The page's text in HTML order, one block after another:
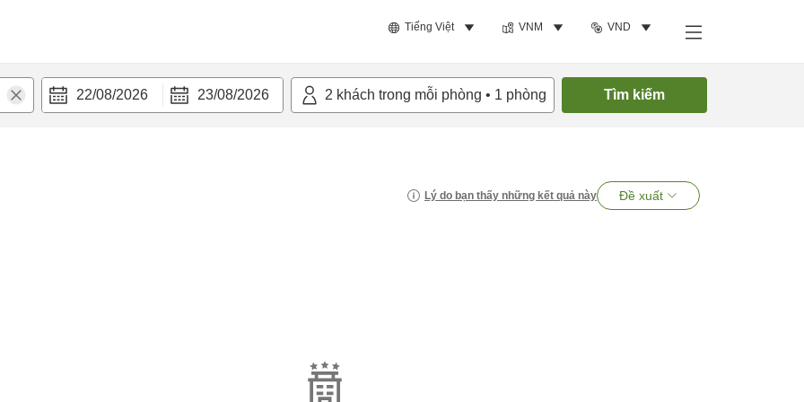
Tiếng Việt VNM VND
22/08/2026 23/08/2026 2 khách trong mỗi phòng • 1 phòng Tìm kiếm
Lý do bạn thấy những kết quả này Đề xuất